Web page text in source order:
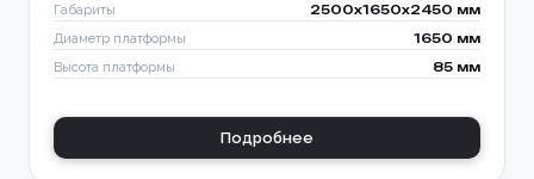
Габариты 2500x1650x2450 мм
Диаметр платформы 1650 мм
Высота платформы 85 мм
Подробнее